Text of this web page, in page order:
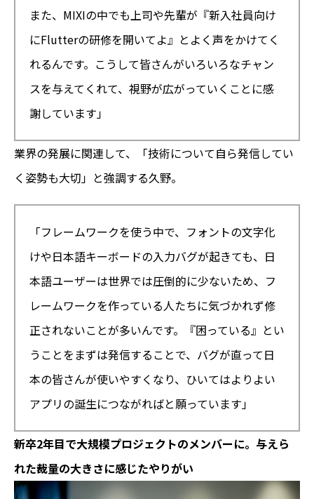
また、MIXIの中でも上司や先輩が『新入社員向け
にFlutterの研修を開いてよ』とよく声をかけてく
れるんです。こうして皆さんがいろいろなチャン
スを与えてくれて、視野が広がっていくことに感
謝しています」
業界の発展に関連して、「技術について自ら発信してい
く姿勢も大切」と強調する久野。
「フレームワークを使う中で、フォントの文字化
けや日本語キーボードの入力バグが起きても、日
本語ユーザーは世界では圧倒的に少ないため、フ
レームワークを作っている人たちに気づかれず修
正されないことが多いんです。『困っている』とい
うことをまずは発信することで、バグが直って日
本の皆さんが使いやすくなり、ひいてはよりよい
アプリの誕生につながればと願っています」
新卒2年目で大規模プロジェクトのメンバーに。与えら
れた裁量の大きさに感じたやりがい